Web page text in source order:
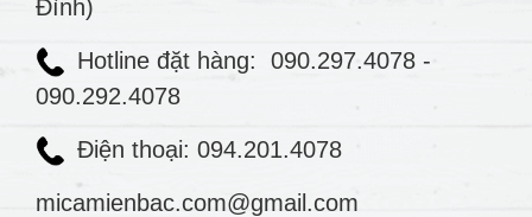
Đình)
Hotline đặt hàng: 090.297.4078 -
090.292.4078
Điện thoại: 094.201.4078
micamienbac.com@gmail.com